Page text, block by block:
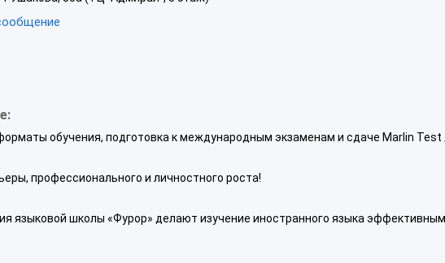
обучения, подготовка к международным экзаменам и сдаче Marlin Test
профессионального и личностного роста!
языковой школы «Фурор» делают изучение иностранного языка